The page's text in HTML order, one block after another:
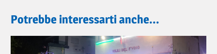
Potrebbe interessarti anche...